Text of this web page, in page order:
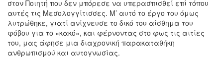
στον Ποιητή που δεν μπόρεσε να υπερασπισθεί επί τόπου
αυτές τις Μεσολογγίτισσες. Μ’ αυτό το έργο του όμως
λυτρώθηκε, γιατί ανίχνευσε το δικό του αίσθημα του
φόβου για το «κακό», και φέρνοντας στο φως τις αιτίες
του, μας άφησε μια διαχρονική παρακαταθήκη
ανθρωπισμού και αυτογνωσίας.